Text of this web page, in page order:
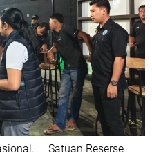
Satuan Reserse